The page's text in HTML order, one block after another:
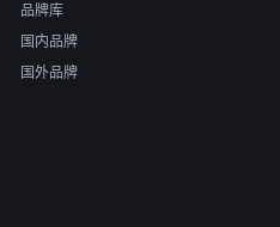
品牌库
国内品牌
国外品牌